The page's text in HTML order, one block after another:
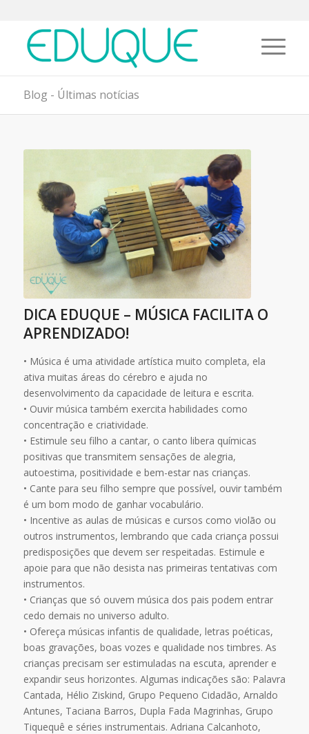
Blog - Últimas notícias
DICA EDUQUE – MÚSICA FACILITA O
APRENDIZADO!
• Música é uma atividade artística muito completa, ela
ativa muitas áreas do cérebro e ajuda no
desenvolvimento da capacidade de leitura e escrita.
• Ouvir música também exercita habilidades como
concentração e criatividade.
• Estimule seu filho a cantar, o canto libera químicas
positivas que transmitem sensações de alegria,
autoestima, positividade e bem-estar nas crianças.
• Cante para seu filho sempre que possível, ouvir também
é um bom modo de ganhar vocabulário.
• Incentive as aulas de músicas e cursos como violão ou
outros instrumentos, lembrando que cada criança possui
predisposições que devem ser respeitadas. Estimule e
apoie para que não desista nas primeiras tentativas com
instrumentos.
• Crianças que só ouvem música dos pais podem entrar
cedo demais no universo adulto.
• Ofereça músicas infantis de qualidade, letras poéticas,
boas gravações, boas vozes e qualidade nos timbres. As
crianças precisam ser estimuladas na escuta, aprender e
expandir seus horizontes. Algumas indicações são: Palavra
Cantada, Hélio Ziskind, Grupo Pequeno Cidadão, Arnaldo
Antunes, Taciana Barros, Dupla Fada Magrinhas, Grupo
Tiquequê e séries instrumentais. Adriana Calcanhoto,